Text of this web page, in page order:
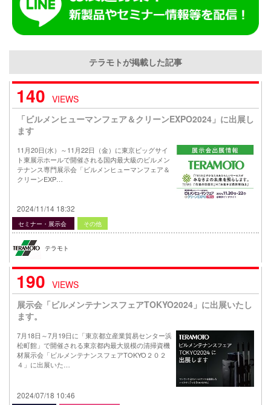
テラモトが掲載した記事
140 VIEWS
「ビルメンヒューマンフェア＆クリーンEXPO2024」に出展し
ます
11月20日(水）～11月22日（金）に東京ビッグサイ
ト東展示ホールで開催される国内最大級のビルメン
テナンス専門展示会「ビルメンヒューマンフェア＆
クリーンEXP…
2024/11/14 18:32
セミナー・展示会 その他
テラモト
190 VIEWS
展示会「ビルメンテナンスフェアTOKYO2024」に出展いたし
ます。
7月18日～7月19日に「東京都立産業貿易センター浜
松町館」で開催される東京都内最大規模の清掃資機
材展示会「ビルメンテナンスフェアTOKYO２０２
４」に出展いた…
2024/07/18 10:46